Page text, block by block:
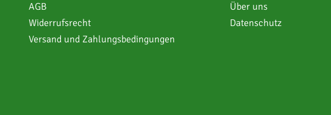
AGB
Widerrufsrecht
Versand und Zahlungsbedingungen
Über uns
Datenschutz